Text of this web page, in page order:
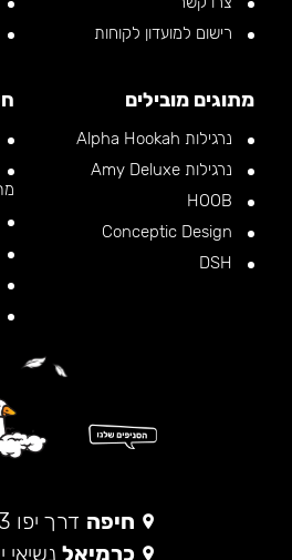
רישום למועדון לקוחות
מתוגים מובילים
נרגילות Alpha Hookah
נרגילות Amy Deluxe
חיפה דרך יפו 33
כרמיאל נשיאי